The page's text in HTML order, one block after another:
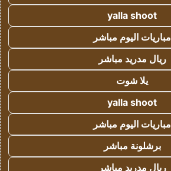
yalla shoot
مباريات اليوم مباشر
ريال مدريد مباشر
يلا شوت
yalla shoot
مباريات اليوم مباشر
برشلونة مباشر
ريال مدريد مباشر